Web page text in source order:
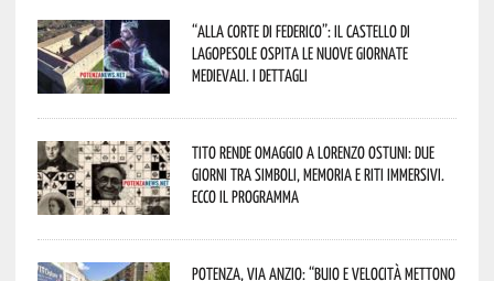
“Alla corte di Federico”: il Castello di
Lagopesole ospita le nuove Giornate
Medievali. I dettagli
Tito rende omaggio a Lorenzo Ostuni: due
giorni tra simboli, memoria e riti immersivi.
Ecco il programma
Potenza, Via Anzio: “Buio e velocità mettono